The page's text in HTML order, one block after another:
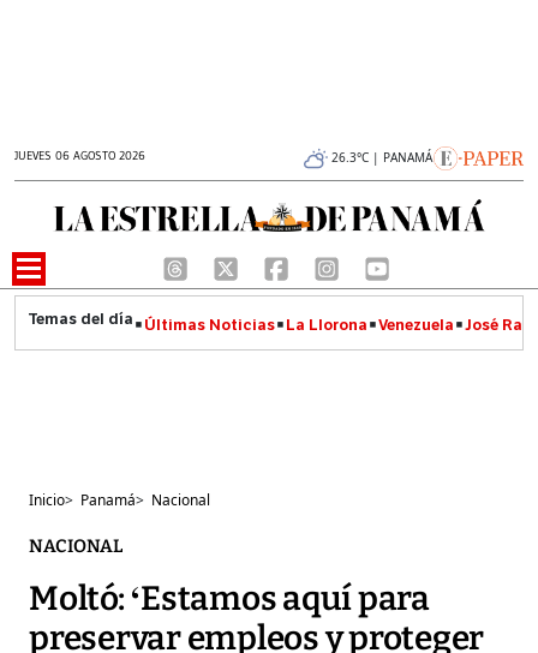
JUEVES 06 AGOSTO 2026 26.3°C | PANAMÁ
Últimas Noticias La Llorona Venezuela José
Inicio> Panamá> Nacional
NACIONAL
Moltó: ‘Estamos aquí para
preservar empleos y proteger